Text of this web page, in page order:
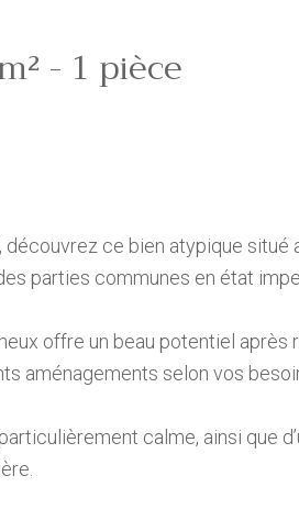
- 1 pièce
ce bien atypique situé
parties communes en état
offre un beau potentiel
aménagements selon vos
calme, ainsi que